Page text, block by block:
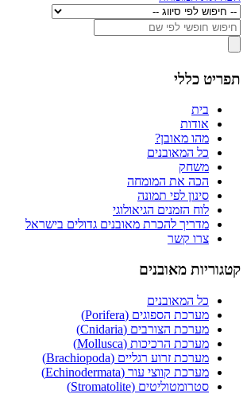
תפריט כללי
בית
אודות
מהו מאובן?
כל המאובנים
משחק
הכה את המומחה
סינון לפי תמונה
לוח הזמנים הגיאולוגי
מדריך להכרת מאובנים גדולים בישראל
צרו קשר
קטגוריות מאובנים
כל המאובנים
מערכת הספוגים (Porifera)
מערכת הצורבים (Cnidaria)
מערכת הרכיכות (Mollusca)
מערכת זרוע רגליים (Brachiopoda)
מערכת קווצי עור (Echinodermata)
סטרומטוליטים (Stromatolite)